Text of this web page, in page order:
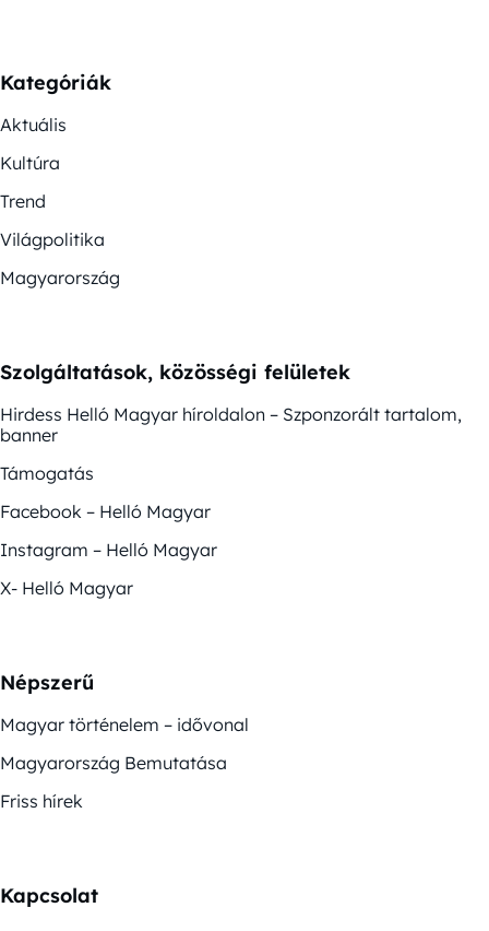
Kategóriák
Aktuális
Kultúra
Trend
Világpolitika
Magyarország
Szolgáltatások, közösségi felületek
Hirdess Helló Magyar híroldalon – Szponzorált tartalom,
banner
Támogatás
Facebook – Helló Magyar
Instagram – Helló Magyar
X- Helló Magyar
Népszerű
Magyar történelem – idővonal
Magyarország Bemutatása
Friss hírek
Kapcsolat